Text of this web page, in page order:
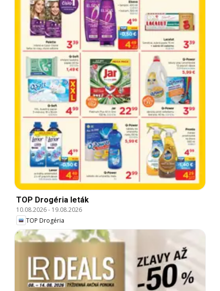
TOP Drogéria leták
10.08.2026- 19.08.2026
TOP Drogéria